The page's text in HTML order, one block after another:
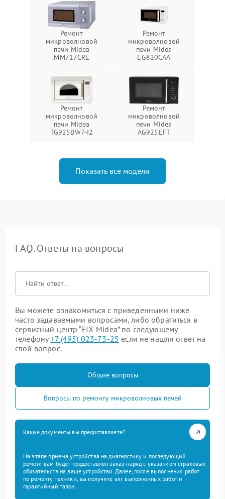
Ремонт
микроволновой
печи Midea
MM717CRL
Ремонт
микроволновой
печи Midea
EG820CAA
Ремонт
микроволновой
печи Midea
TG925BW7-I2
Ремонт
микроволновой
печи Midea
AG925EFT
Показать все модели
FAQ. Ответы на вопросы
Вы можете ознакомиться с приведенными ниже
часто задаваемыми вопросами, либо обратиться в
сервисный центр “FIX-Midea” по следующему
телефону+7 (495) 023-73-25 если не нашли ответ на
свой вопрос.
Общие вопросы
Вопросы по ремонту микроволновых печей
Какие документы вы предоставляете?
На этапе приема устройства на диагностику и последующий
ремонт вам будет предоставлен заказ-наряд с указанием страховых
обязательств на ваше устройство. Далее, после выполнения работ
по ремонту техники, вы получите акт выполненных работ и
гарантийный талон.